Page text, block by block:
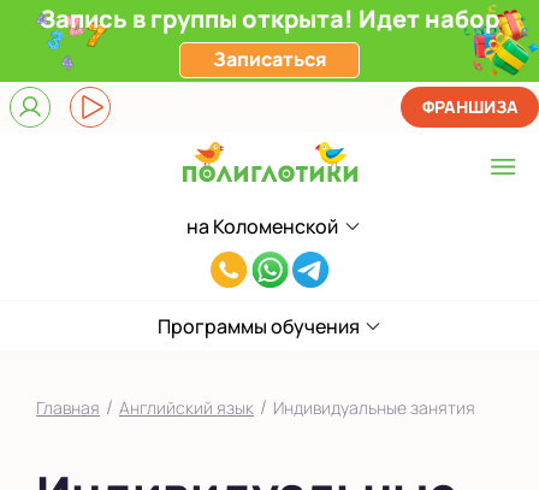
Запись в группы открыта! Идет набор
Записаться
на Коломенской
Выберите центр
Верхние Лихоборы
ЖК Прокшино
Якиманка
8(929)520-
80
ФРАНШИЗА
Программы обучения
Главная / Английский язык / Индивидуальные занятия